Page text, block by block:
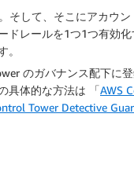
そして、そこにアカウ
レールを1つ1つ有効
。
のガバナンス配下に
具体的な方法は 「AWS
Tower Detective